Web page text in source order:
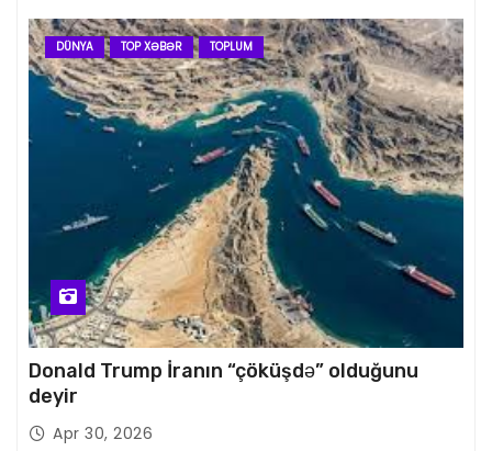
DÜNYA TOP XƏBƏR TOPLUM
Donald Trump İranın “çöküşdə” olduğunu
deyir
Apr 30, 2026